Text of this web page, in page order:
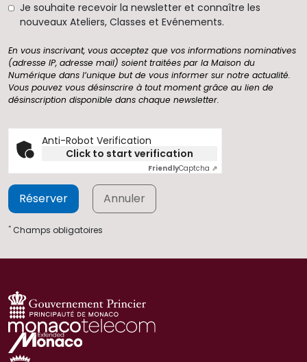
Je souhaite recevoir la newsletter et connaître les
nouveaux Ateliers, Classes et Evénements.
En vous inscrivant, vous acceptez que vos informations nominatives
(adresse IP, adresse mail) soient traitées par la Maison du
Numérique dans l’unique but de vous informer sur notre actualité.
Vous pouvez vous désinscrire à tout moment grâce au lien de
désinscription disponible dans chaque newsletter.
Anti-Robot Verification
Click to start verification
FriendlyCaptcha ⇗
Réserver Annuler
* Champs obligatoires